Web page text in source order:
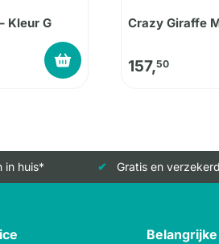
Kleur G Crazy Giraffe
157,50
in huis* Gratis en